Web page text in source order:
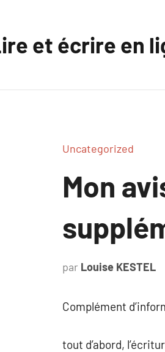
et écrire en
Uncategorized
Mon
par Louise KESTEL
Complément
tout d’abord,